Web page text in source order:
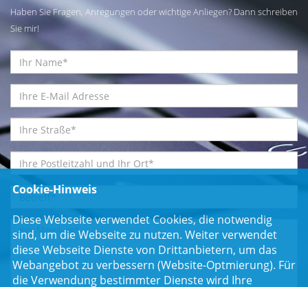
Haben Sie Fragen, Anregungen oder wichtige Anliegen? Dann schreiben
Sie mir!
Cookie-Hinweis
Diese Webseite verwendet Cookies, die notwendig
sind, um die Webseite zu nutzen. Weiter verwendet
diese Webseite Dienste von Drittanbietern, um das
Webangebot zu verbessern (Website-Optmierung). Für
die Verwendung bestimmter Dienste wird Ihre